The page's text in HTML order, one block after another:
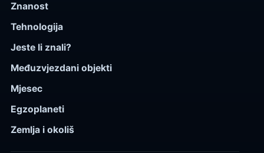
Znanost
Tehnologija
Jeste li znali?
Međuzvjezdani objekti
Mjesec
Egzoplaneti
Zemlja i okoliš